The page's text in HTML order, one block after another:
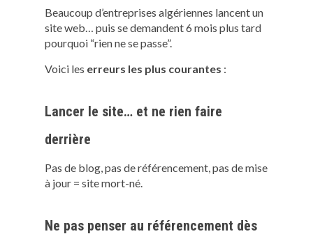
Beaucoup d’entreprises algériennes lancent un
site web… puis se demandent 6 mois plus tard
pourquoi “rien ne se passe”.
Voici les erreurs les plus courantes :
Lancer le site… et ne rien faire
derrière
Pas de blog, pas de référencement, pas de mise
à jour = site mort-né.
Ne pas penser au référencement dès